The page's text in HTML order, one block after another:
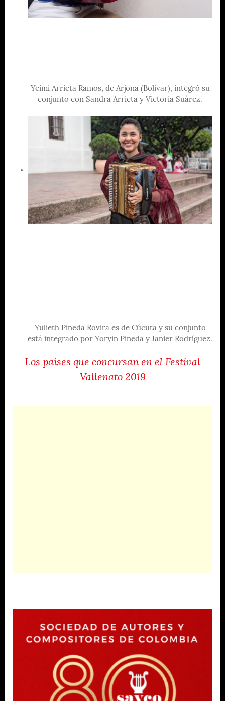
Yeimi Arrieta Ramos, de Arjona (Bolívar), integró su
conjunto con Sandra Arrieta y Victoria Suárez.
Yulieth Pineda Rovira es de Cúcuta y su conjunto
está integrado por Yoryin Pineda y Janier Rodríguez.
Los países que concursan en el Festival
Vallenato 2019